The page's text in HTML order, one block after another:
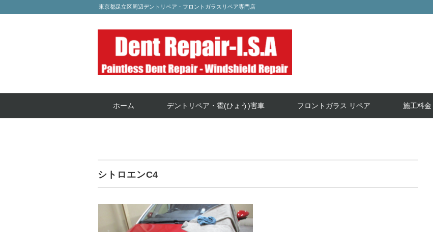
東京都足立区周辺デントリペア・フロントガラスリペア専門店
ホーム デントリペア・雹(ひょう)害車 フロントガラス リペア 施工料金
シトロエンC4